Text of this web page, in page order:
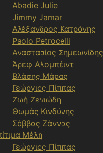
Abadie Julie
Jimmy Jamar
Αλέξανδρος Κατράνης
Paolo Petrocelli
Αναστασίος Σημεωνίδης
Άρεφ Αλομπέιντ
Βλάσης Μάρας
Γεώργιος Πίππας
Ζωή Ζενιώδη
Θωμάς Κινδύνης
Σάββας Ζάννας
Μέλη
Γεώργιος Πίππας